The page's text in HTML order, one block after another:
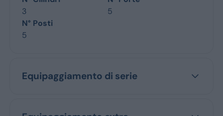
3
5
N° Posti
5
Equipaggiamento di serie